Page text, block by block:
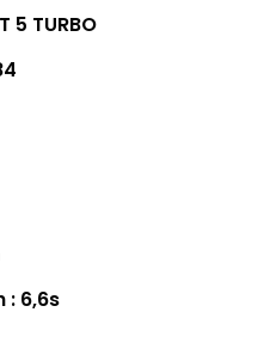
5 TURBO
: 6,6s